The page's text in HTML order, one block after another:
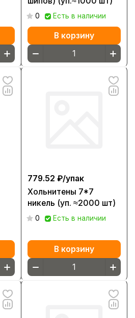
0 Есть в наличии
В корзину
779.52 ₽/упак
Хольнитены 7*7
никель (уп. ≈2000 шт)
0 Есть в наличии
В корзину